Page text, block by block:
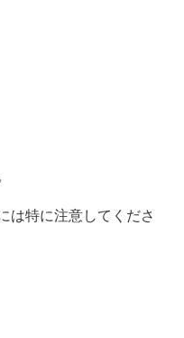
は特に注意してくださ